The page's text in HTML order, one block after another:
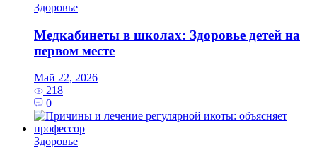
Здоровье
Медкабинеты в школах: Здоровье детей на
первом месте
Май 22, 2026
218
0
Здоровье